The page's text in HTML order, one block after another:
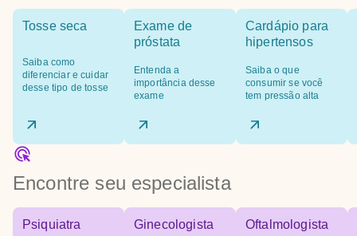
Tosse seca
Saiba como
diferenciar e cuidar
desse tipo de tosse
Exame de
próstata
Entenda a
importância desse
exame
Cardápio para
hipertensos
Saiba o que
consumir se você
tem pressão alta
Encontre seu especialista
Psiquiatra Ginecologista Oftalmologista